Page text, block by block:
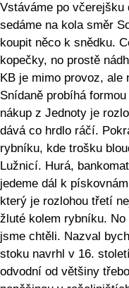
Vstáváme po
sedáme na kola směr
koupit něco k snědku.
kopečky, no prostě
KB je mimo provoz,
Snídaně probíhá
nákup z Jednoty je
dává co hrdlo ráčí.
rybníku, kde trošku
Lužnicí. Hurá,
jedeme dál k
který je rozlohou třetí
žluté kolem rybníku.
jsme chtěli. Nazval
stoku navrhl v 16.
odvodní od většiny